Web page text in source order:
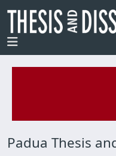
Padua Thesis